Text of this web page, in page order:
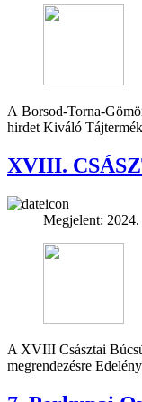
A Borsod-Torna-
hirdet Kiváló
XVIII.
Megjelent: 2024.
A XVIII Császtai
megrendezésre